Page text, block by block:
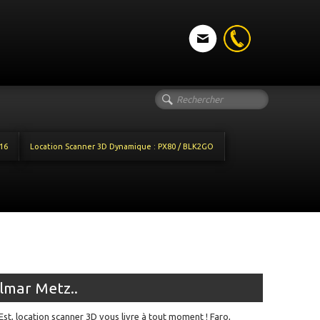
Location Scanner 3D Dynamique : PX80 / BLK2GO
Metz..
location scanner 3D vous livre à tout moment ! Faro,